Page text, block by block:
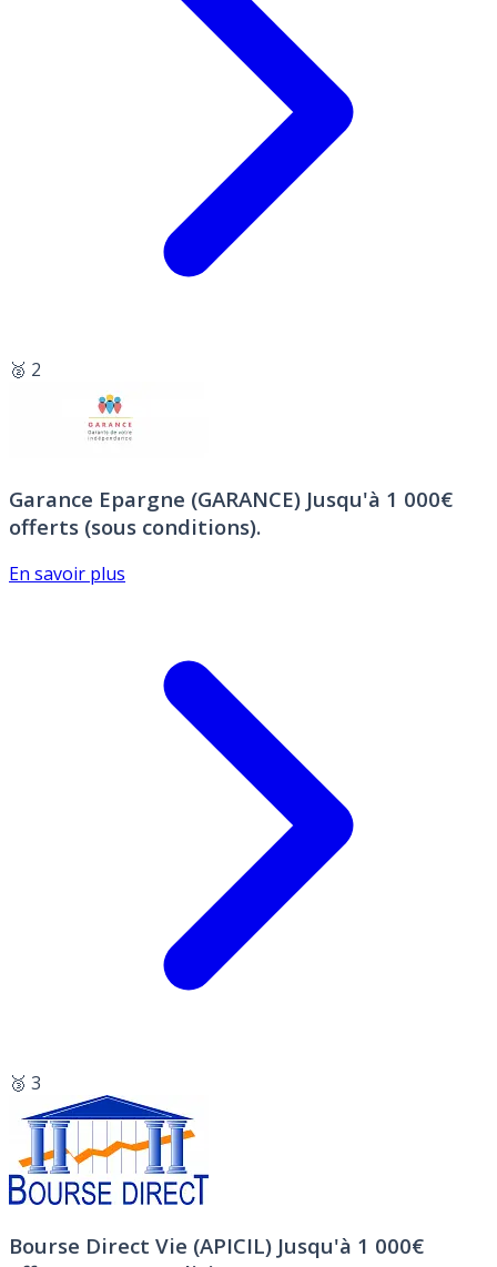
🥈 2
Garance Epargne (GARANCE) Jusqu'à 1 000€
offerts (sous conditions).
En savoir plus
🥉 3
Bourse Direct Vie (APICIL) Jusqu'à 1 000€